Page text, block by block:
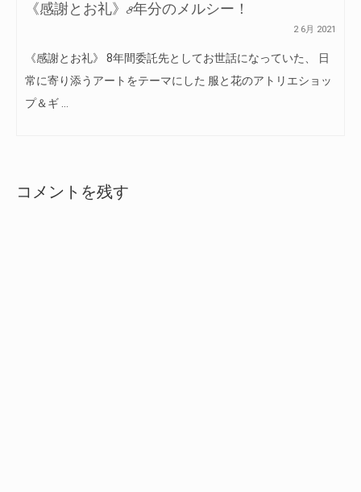
《感謝とお礼》8年分のメルシー！
2 6月 2021
《感謝とお礼》 8年間委託先としてお世話になっていた、 日
常に寄り添うアートをテーマにした 服と花のアトリエショッ
プ＆ギ …
コメントを残す